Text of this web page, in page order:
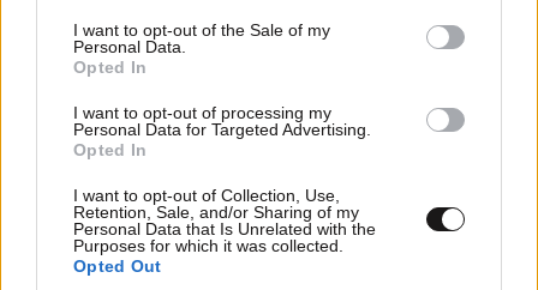
consent section.
I want to opt-out of the Sale of my
Personal Data.
Opted In
I want to opt-out of processing my
Personal Data for Targeted Advertising.
Opted In
I want to opt-out of Collection, Use,
Retention, Sale, and/or Sharing of my
Personal Data that Is Unrelated with the
Purposes for which it was collected.
Opted Out
κάθε οργανισμό που δραστηριοποιείται στην Ελλάδα
τα εργαλεία και τις δυνατότητες που χρειάζεται για
εγχώριο έδαφος», δήλωσε ο Θανάσης Πατσακάς,
Country Manager της AWS σε Ελλάδα, Κύπρο και
Μάλτα. «Σχεδιάσαμε τα AWS Local Zones για να
υποστηρίζουν ένα ευρύ φάσμα περιπτώσεων χρήσης,
από υπηρεσίες δημόσιου τομέα που πρέπει να